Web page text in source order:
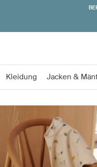
Kleidung Jacken &